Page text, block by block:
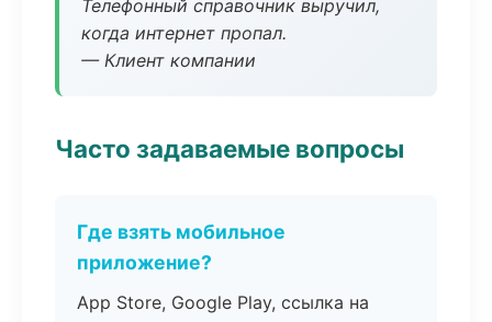
Телефонный справочник выручил,
когда интернет пропал.
— Клиент компании
Часто задаваемые вопросы
Где взять мобильное
приложение?
App Store, Google Play, ссылка на